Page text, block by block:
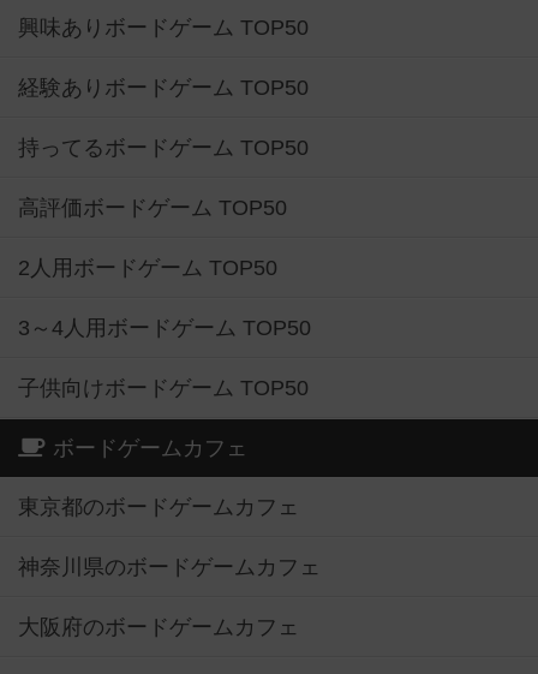
興味ありボードゲーム TOP50
経験ありボードゲーム TOP50
持ってるボードゲーム TOP50
高評価ボードゲーム TOP50
2人用ボードゲーム TOP50
3～4人用ボードゲーム TOP50
子供向けボードゲーム TOP50
ボードゲームカフェ
東京都のボードゲームカフェ
神奈川県のボードゲームカフェ
大阪府のボードゲームカフェ